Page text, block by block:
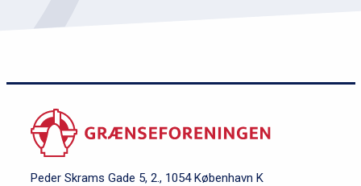
l
Peder Skrams Gade 5, 2., 1054 København K